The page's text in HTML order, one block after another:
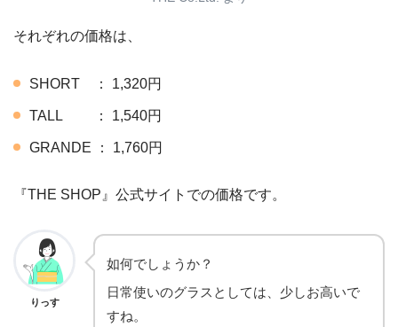
それぞれの価格は、
SHORT ： 1,320円
TALL ： 1,540円
GRANDE ： 1,760円
『THE SHOP』公式サイトでの価格です。
りっす
如何でしょうか？
日常使いのグラスとしては、少しお高いで
すね。